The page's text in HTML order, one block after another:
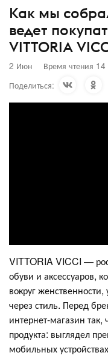
Как мы
ведет
VITTORIA
2 Июн Время чтения
Поделиться:
VITTORIA VICCI —
обуви и аксессуаров,
вокруг
через стиль. Перед
интернет-магазин так,
продукта: выглядел
мобильных